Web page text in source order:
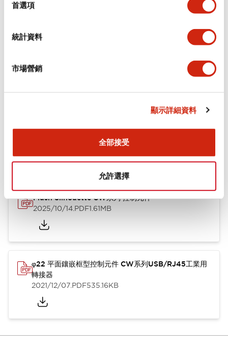
首選項
統計資料
市場營銷
顯示詳細資料
全部接受
允許選擇
功能規格
機械規格
型錄和宣傳手冊 CAD檔 認證與標準
Flush Silhouette CW系列 控制元件
2025/10/14.PDF1.61MB
φ22 平面鑲嵌框型控制元件 CW系列USB/RJ45工業用
轉接器
2021/12/07.PDF535.16KB